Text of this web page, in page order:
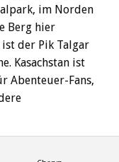
im Norden
Berg hier
der Pik Talgar
Kasachstan ist
Abenteuer-Fans,